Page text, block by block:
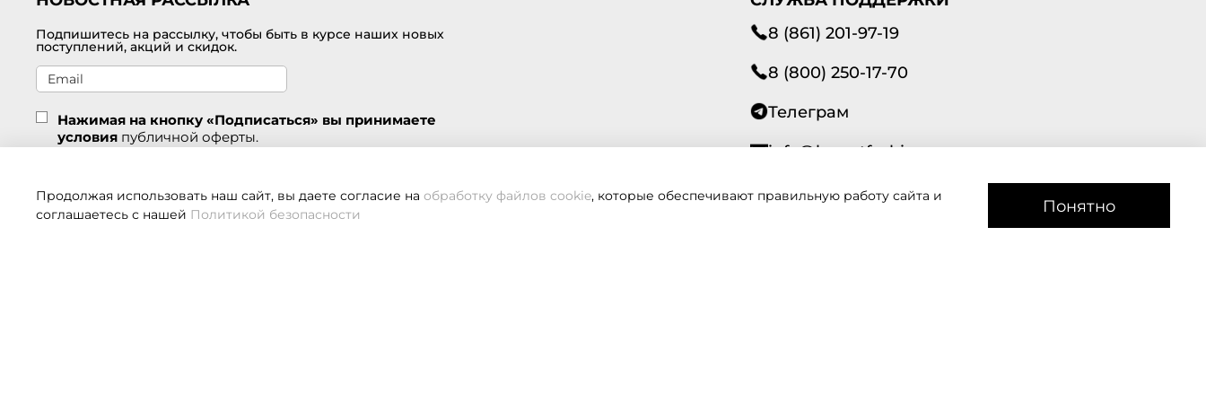
Подпишитесь на рассылку, чтобы быть в курсе наших новых
поступлений, акций и скидок.
Нажимая на кнопку «Подписаться» вы принимаете
условия публичной оферты.
8 (861) 201-97-19
8 (800) 250-17-70
Телеграм
info@lavantfashion.ru
Всегда рады помочь!
Продолжая использовать наш сайт, вы даете согласие на обработку файлов cookie, которые обеспечивают правильную работу сайта и
соглашаетесь с нашей Политикой безопасности Понятно